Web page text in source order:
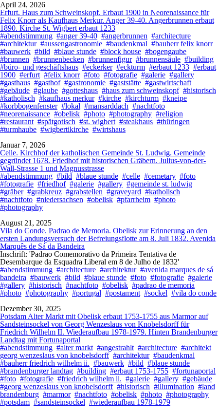
April 24, 2026
Erfurt. Haus zum Schweinskopf. Erbaut 1900 in Neorenaissance für
Felix Knorr als Kaufhaus Merkur. Anger 39-40. Angerbrunnen erbaut
1890. Kirche St. Wigbert erbaut 1233
#abendstimmung #anger 39-40 #angerbrunnen #architecture
#architektur #aussengastronomie #baudenkmal #bauherr felix knorr
#bauwerk #bild #blaue stunde #block house #bogengaube
#brunnen #brunnenbecken #brunnenfigur #brunnensäule #building
#büro- und geschäftshaus #eckerker #eckturm #erbaut 1233 #erbaut
1900 #erfurt #felix knorr #foto #fotografie #galerie #gallery
#gasthaus #gasthof #gastronomie #gaststätte #gastwirtschaft
#gebäude #glaube #gotteshaus #haus zum schweinskopf #historisch
#katholisch #kaufhaus merkur #kirche #kirchturm #kneipe
#korbbogenfenster #lokal #mansarddach #nachtfoto
#neorenaissance #obelisk #photo #photography #religion
#restaurant #spätgotisch #st. wigbert #steakhaus #thüringen
#turmhaube #wigbertikirche #wirtshaus
Januar 7, 2026
Celle. Kirchhof der katholischen Gemeinde St. Ludwig. Gemeinde
gegründet 1678. Friedhof mit historischen Gräbern. Julius-von-der-
Wall-Strasse 1 und Magnusstrasse
#abendstimmung #bild #blaue stunde #celle #cemetary #foto
#fotografie #friedhof #galerie #gallery #gemeinde st. ludwig
#gräber #grabkreuz #grabstellen #graveyard #katholisch
#nachtfoto #niedersachsen #obelisk #pfarrheim #photo
#photography
August 21, 2025
Vila do Conde. Padrao de Memoria. Obelisk zur Erinnerung an den
ersten Landungsversuch der Befreiungsflotte am 8. Juli 1832. Avenida
Marquês de Sá da Bandeira
Inschrift: 'Padrao Comemorativo da Primeira Tentativa de
Desembarque da Esquadra Liberal em 8 de Julho de 1832'
#abendstimmung #architecture #architektur #avenida marques de sá
bandeira #bauwerk #bild #blaue stunde #foto #fotografie #galerie
#gallery #historisch #nachtfoto #obelisk #padrao de memoria
#photo #photography #portugal #postament #sockel #vila do conde
Dezember 30, 2025
Potsdam Alter Markt mit Obelisk erbaut 1753-1755 aus Marmor auf
Sandsteinsockel von Georg Wenzeslaus von Knobelsdorff für
Friedrich Wilhelm II. Wiederaufbau 1978-1979. Hinten Brandenburger
Landtag mit Fortunaportal
#abendstimmung #alter markt #angestrahlt #architecture #architekt
georg wenzeslaus von knobelsdorff #architektur #baudenkmal
#bauherr friedrich wilhelm ii. #bauwerk #bild #blaue stunde
#brandenburger landtag #building #erbaut 1753-1755 #fortunaportal
#foto #fotografie #friedrich wilhelm ii. #galerie #gallery #gebäude
#georg wenzeslaus von knobelsdorff #historisch #illumination #land
brandenburg #marmor #nachtfoto #obelisk #photo #photography
#potsdam #sandsteinsockel #wiederaufbau 1978-1979